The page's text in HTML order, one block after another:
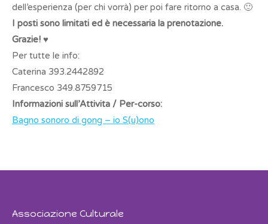
dell’esperienza (per chi vorrà) per poi fare ritorno a casa. 🙂
I posti sono limitati ed è necessaria la prenotazione.
Grazie! ♥
Per tutte le info:
Caterina 393.2442892
Francesco 349.8759715
Informazioni sull’Attivita / Per-corso:
Bagno sonoro di gong – io S(u)ono
Associazione Culturale